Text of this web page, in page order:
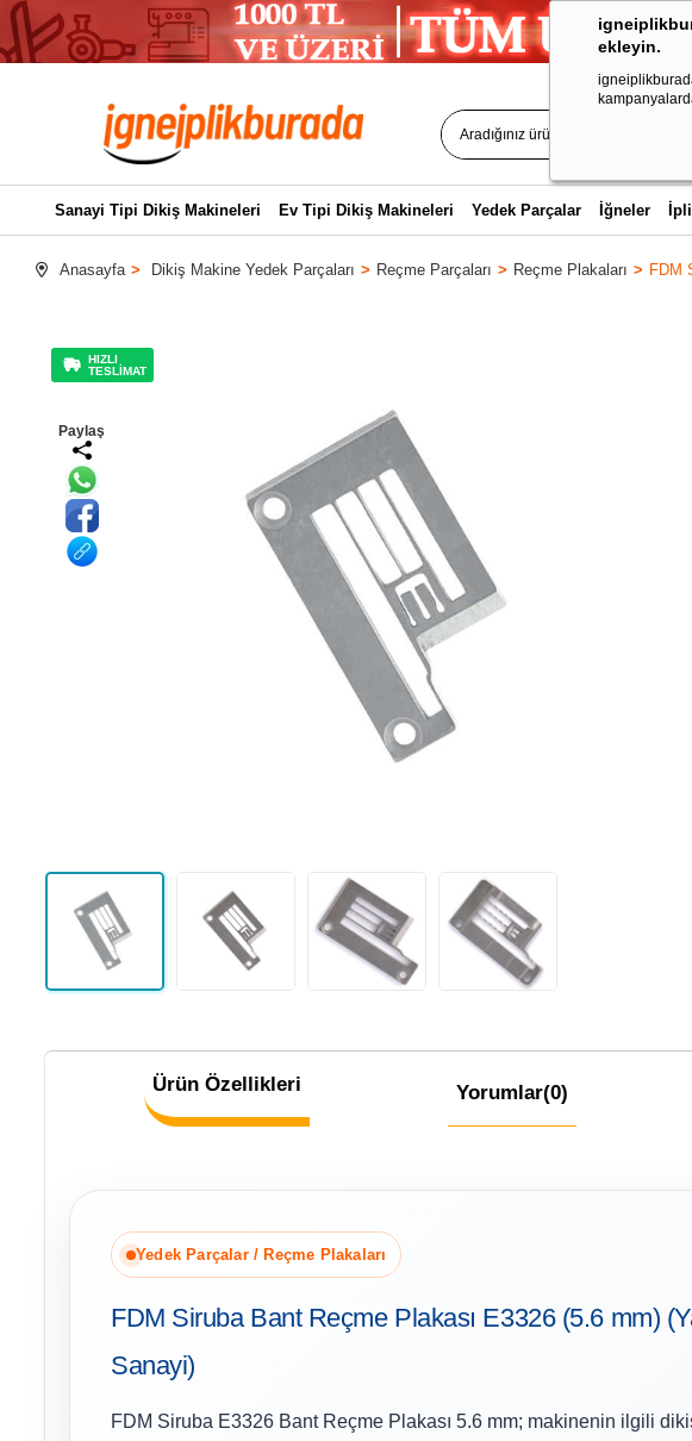
ekleyin.
Sanayi Tipi Dikiş Makineleri Ev Tipi Dikiş Makineleri Yedek Parçalar İğneler
Anasayfa Dikiş Makine Yedek Parçaları Reçme Parçaları Reçme Plakaları FDM
HIZLI
TESLİMAT
Paylaş
Ürün Özellikleri Yorumlar(0)
Yedek Parçalar / Reçme Plakaları
FDM Siruba Bant Reçme Plakası E3326 (5.6 mm)
Sanayi)
FDM Siruba E3326 Bant Reçme Plakası 5.6 mm; makinenin ilgili